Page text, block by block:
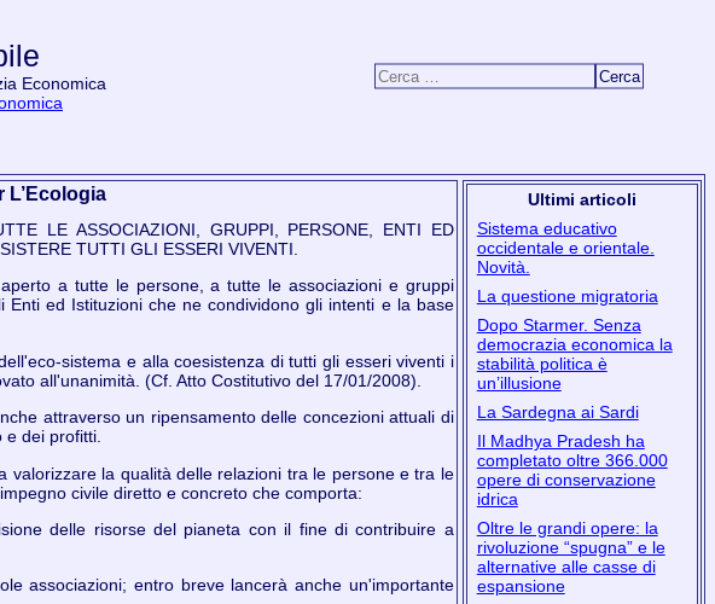
Economica
Ricerca per:
L’Ecologia
LE ASSOCIAZIONI, GRUPPI, PERSONE, ENTI ED
TUTTI GLI ESSERI VIVENTI.
a tutte le persone, a tutte le associazioni e gruppi
ed Istituzioni che ne condividono gli intenti e la base
sistema e alla coesistenza di tutti gli esseri viventi i
all'unanimità. (Cf. Atto Costitutivo del 17/01/2008).
attraverso un ripensamento delle concezioni attuali di
dei profitti.
valorizzare la qualità delle relazioni tra le persone e tra le
civile diretto e concreto che comporta:
delle risorse del pianeta con il fine di contribuire a
associazioni; entro breve lancerà anche un'importante
Ultimi articoli
Sistema educativo
occidentale e orientale.
Novità.
La questione migratoria
Dopo Starmer. Senza
democrazia economica la
stabilità politica è
un’illusione
La Sardegna ai Sardi
Il Madhya Pradesh ha
completato oltre 366.000
opere di conservazione
idrica
Oltre le grandi opere: la
rivoluzione “spugna” e le
alternative alle casse di
espansione